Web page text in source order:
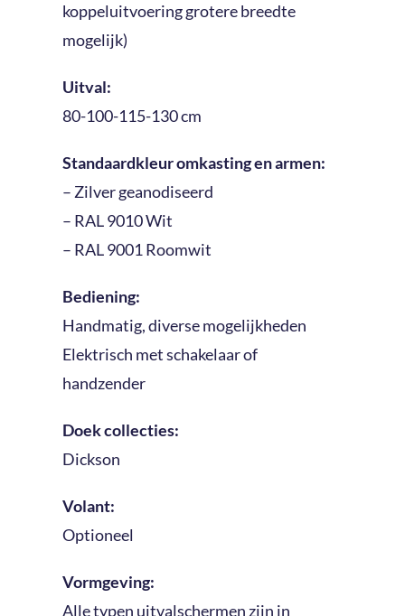
koppeluitvoering grotere breedte
mogelijk)
Uitval:
80-100-115-130 cm
Standaardkleur omkasting en armen:
– Zilver geanodiseerd
– RAL 9010 Wit
– RAL 9001 Roomwit
Bediening:
Handmatig, diverse mogelijkheden
Elektrisch met schakelaar of
handzender
Doek collecties:
Dickson
Volant:
Optioneel
Vormgeving:
Alle typen uitvalschermen zijn in